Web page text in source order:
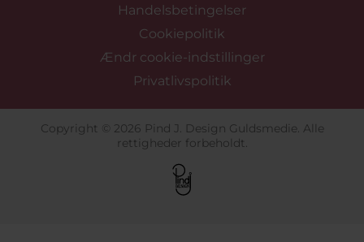
Handelsbetingelser
Cookiepolitik
Ændr cookie-indstillinger
Privatlivspolitik
Copyright © 2026 Pind J. Design Guldsmedie. Alle
rettigheder forbeholdt.